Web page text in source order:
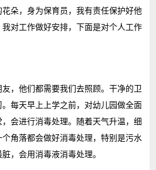
朵，身为保育员，我有责任保护好他
对工作做好安排，下面是对个人工作
，他们都需要我们去照顾。干净的卫
每天早上上学之前，对幼儿园做全面
会进行消毒处理。随着天气升温，细
角落都会做好消毒处理，特别是污水
，会用消毒液消毒处理。